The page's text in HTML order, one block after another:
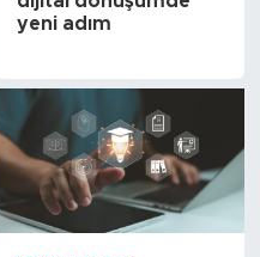
yeni adım